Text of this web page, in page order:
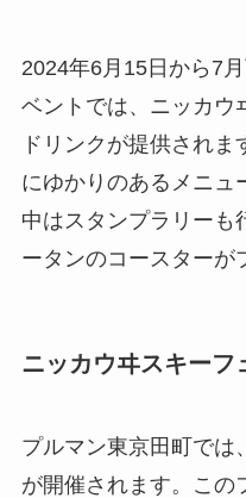
2024年6月15日から7
ベントでは、ニッカウ
ドリンクが提供され
にゆかりのあるメニュ
中はスタンプラリーも
ータンのコースターが
ニッカウヰスキー
プルマン東京田町では
が開催されます。この